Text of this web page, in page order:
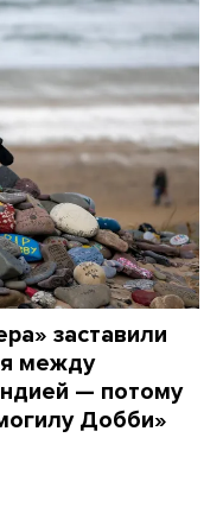
заставили
между
— потому
Добби»